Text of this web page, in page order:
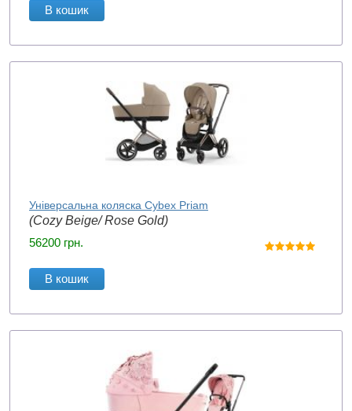
В кошик
Універсальна коляска Cybex Priam
(Cozy Beige/ Rose Gold)
56200 грн.
В кошик